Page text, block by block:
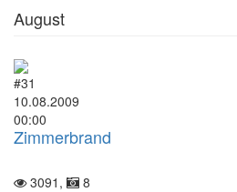
August
#31
10.08.2009
00:00
Zimmerbrand
3091, 8